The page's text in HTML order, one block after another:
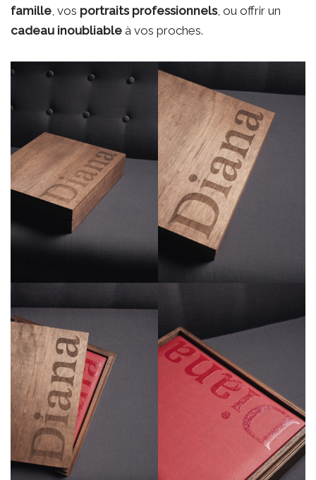
famille , vos portraits professionnels, ou offrir un
cadeau inoubliable à vos proches.